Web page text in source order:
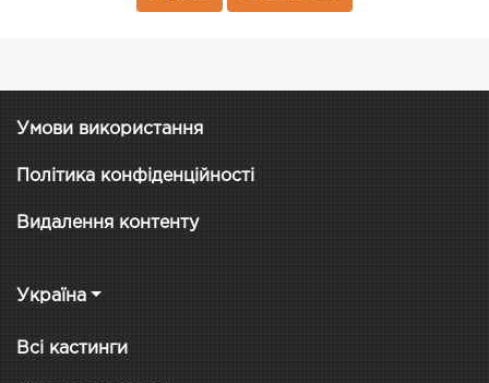
Умови використання
Політика конфіденційності
Видалення контенту
Україна
Всі кастинги